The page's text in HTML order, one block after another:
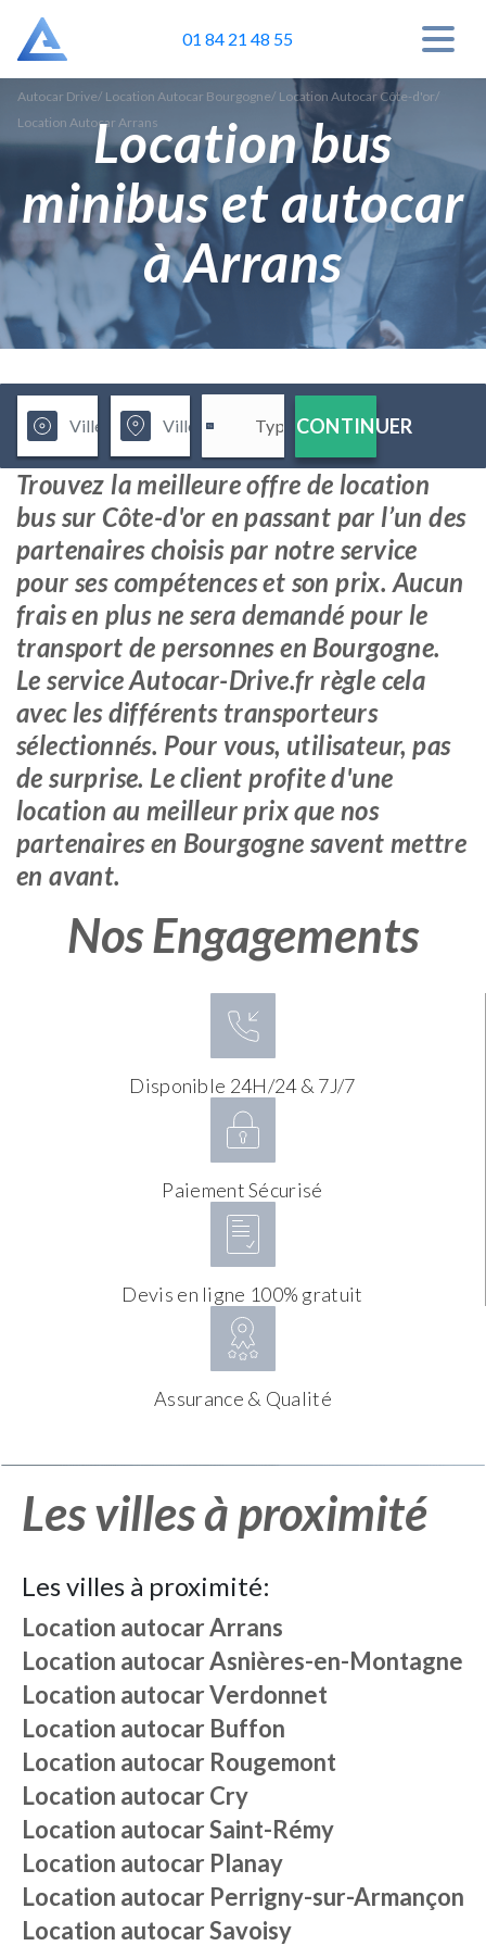
01 84 21 48 55
Autocar Drive/ Location Autocar Bourgogne/ Location Autocar Côte-d'or/
Location Autocar ArransLocation bus
minibus et autocar
à Arrans
CONTINUER
Trouvez la meilleure offre de location
bus sur Côte-d'or en passant par l’un des
partenaires choisis par notre service
pour ses compétences et son prix. Aucun
frais en plus ne sera demandé pour le
transport de personnes en Bourgogne.
Le service Autocar-Drive.fr règle cela
avec les différents transporteurs
sélectionnés. Pour vous, utilisateur, pas
de surprise. Le client profite d'une
location au meilleur prix que nos
partenaires en Bourgogne savent mettre
en avant.
Nos Engagements
Disponible 24H/24 & 7J/7
Paiement Sécurisé
Devis en ligne 100% gratuit
Assurance & Qualité
Les villes à proximité
Les villes à proximité:
Location autocarArrans
Location autocarAsnières-en-Montagne
Location autocarVerdonnet
Location autocar Buffon
Location autocar Rougemont
Location autocarCry
Location autocarSaint-Rémy
Location autocar Planay
Location autocar Perrigny-sur-Armançon
Location autocarSavoisy